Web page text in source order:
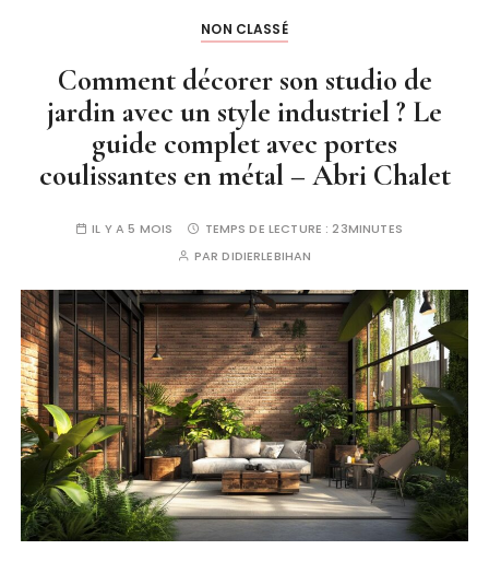
NON CLASSÉ
Comment décorer son studio de
jardin avec un style industriel ? Le
guide complet avec portes
coulissantes en métal – Abri Chalet
IL Y A 5 MOIS TEMPS DE LECTURE :23MINUTES
PARDIDIERLEBIHAN